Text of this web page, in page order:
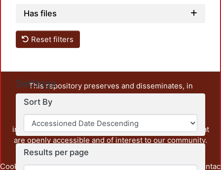
Has files
Reset filters
Settings
Sort By
Results per page
This repository preserves and disseminates, in
unrestricted open access, the teaching and research
output of UAM Azcapotzalco. It also includes some
administrative and graphic documents from the
institution, as well as content from other institutions that
are openly accessible and of interest to our community.
Cookie Privacy End User Send